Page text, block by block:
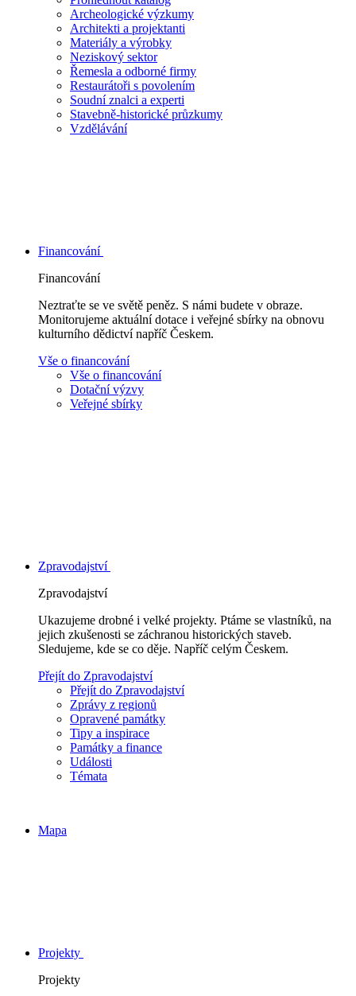
Archeologické výzkumy
Architekti a projektanti
Materiály a výrobky
Neziskový sektor
Řemesla a odborné firmy
Restaurátoři s povolením
Soudní znalci a experti
Stavebně-historické průzkumy
Vzdělávání
Financování
Financování
Neztraťte se ve světě peněz. S námi budete v obraze.
Monitorujeme aktuální dotace i veřejné sbírky na obnovu
kulturního dědictví napříč Českem.
Vše o financování
Vše o financování
Dotační výzvy
Veřejné sbírky
Zpravodajství
Zpravodajství
Ukazujeme drobné i velké projekty. Ptáme se vlastníků, na
jejich zkušenosti se záchranou historických staveb.
Sledujeme, kde se co děje. Napříč celým Českem.
Přejít do Zpravodajství
Přejít do Zpravodajství
Zprávy z regionů
Opravené památky
Tipy a inspirace
Památky a finance
Události
Témata
Mapa
Projekty
Projekty